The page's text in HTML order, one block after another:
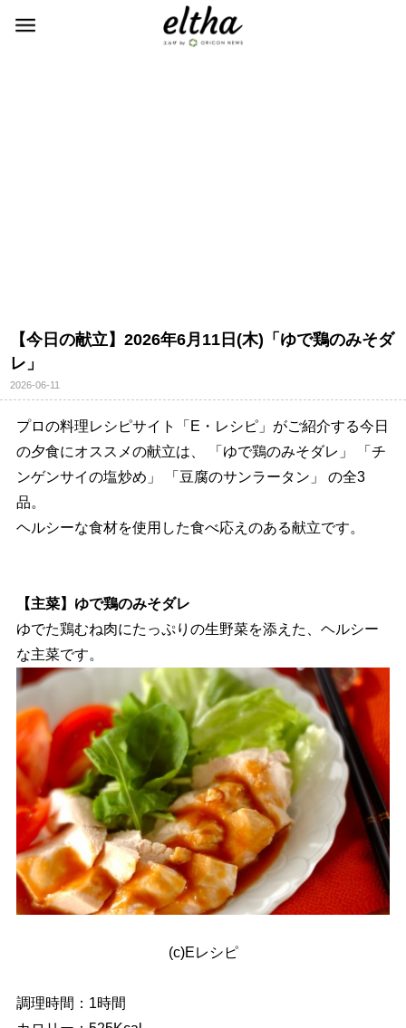
【今日の献立】2026年6月11日(木)「ゆで鶏のみそダ
レ」
2026-06-11
プロの料理レシピサイト「E・レシピ」がご紹介する今日
の夕食にオススメの献立は、 「ゆで鶏のみそダレ」 「チ
ンゲンサイの塩炒め」 「豆腐のサンラータン」 の全3
品。
ヘルシーな食材を使用した食べ応えのある献立です。
【主菜】ゆで鶏のみそダレ
ゆでた鶏むね肉にたっぷりの生野菜を添えた、ヘルシー
な主菜です。
(c)Eレシピ
調理時間：1時間